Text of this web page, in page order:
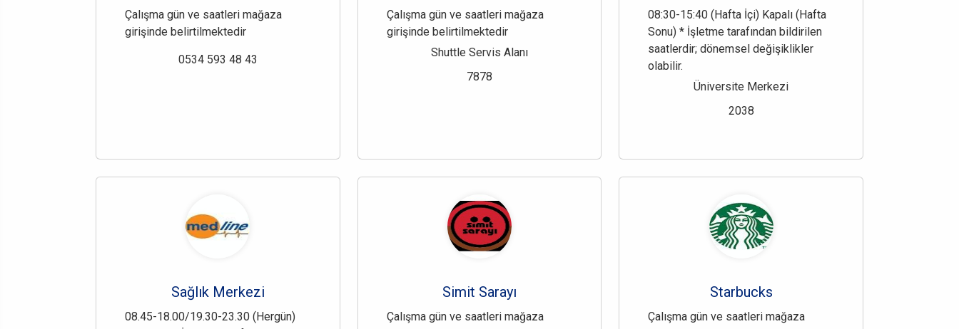
Çalışma gün ve saatleri mağaza
girişinde belirtilmektedir
0534 593 48 43
Çalışma gün ve saatleri mağaza
girişinde belirtilmektedir
Shuttle Servis Alanı
7878
08:30-15:40 (Hafta İçi) Kapalı (Hafta
Sonu) * İşletme tarafından bildirilen
saatlerdir; dönemsel değişiklikler
olabilir.
Üniversite Merkezi
2038
Sağlık Merkezi
08.45-18.00/19.30-23.30 (Hergün)
Simit Sarayı
Çalışma gün ve saatleri mağaza
Starbucks
Çalışma gün ve saatleri mağaza